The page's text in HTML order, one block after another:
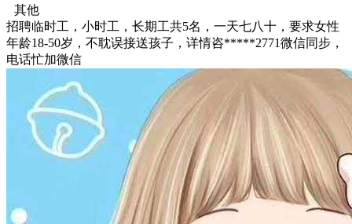
其他
招聘临时工，小时工，长期工共5名，一天七八十，要求女性
年龄18-50岁，不耽误接送孩子，详情咨*****2771微信同步，
电话忙加微信